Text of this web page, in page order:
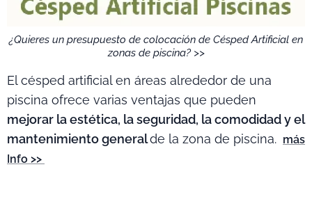
¿Quieres un presupuesto de colocación de Césped Artificial en
zonas de piscina? >>
El césped artificial en áreas alrededor de una
piscina ofrece varias ventajas que pueden
mejorar la estética, la seguridad, la comodidad y el
mantenimiento generalde la zona de piscina. más
Info >>